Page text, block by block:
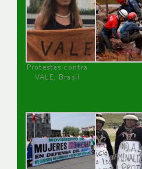
Protestas contra
VALE, Brasil